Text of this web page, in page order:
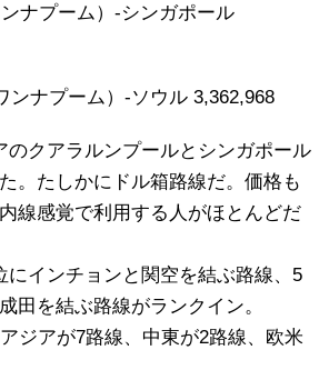
ナプーム）-シンガポール
ンナプーム）-ソウル 3,362,968
のクアラルンプールとシンガポール
。たしかにドル箱路線だ。価格も
線感覚で利用する人がほとんどだ
にインチョンと関空を結ぶ路線、5
田を結ぶ路線がランクイン。
ジアが7路線、中東が2路線、欧米